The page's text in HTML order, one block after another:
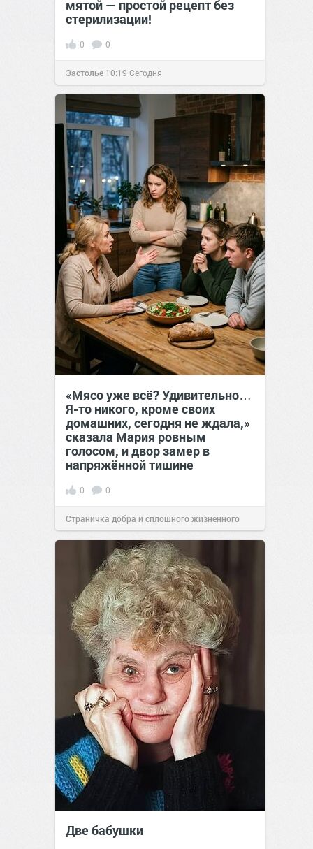
мятой — простой рецепт без
стерилизации!
0 0
Застолье 10:19 Сегодня
«Мясо уже всё? Удивительно…
Я-то никого, кроме своих
домашних, сегодня не ждала,»
сказала Мария ровным
голосом, и двор замер в
напряжённой тишине
0 0
Страничка добра и сплошного жизненного
позитива!15:38Сегодня
Две бабушки